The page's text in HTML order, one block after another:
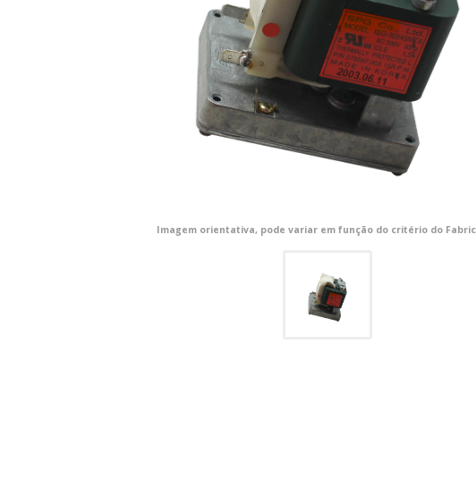
Imagem orientativa, pode variar em função do critério do